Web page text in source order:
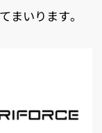
まいります。